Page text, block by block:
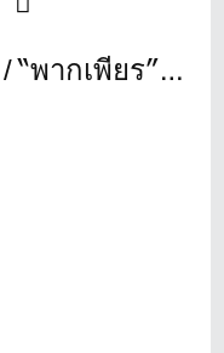
“พากเพียร” นำเดี่ยวซูเปอร์ เจ็นซ์ชาย จบวันแรก สวิงเยาวชน ดิทโต้ สนามเทรสเชอร์ฮิลล์ ชิงตั๋วไปเล่นญี่ปุ่น